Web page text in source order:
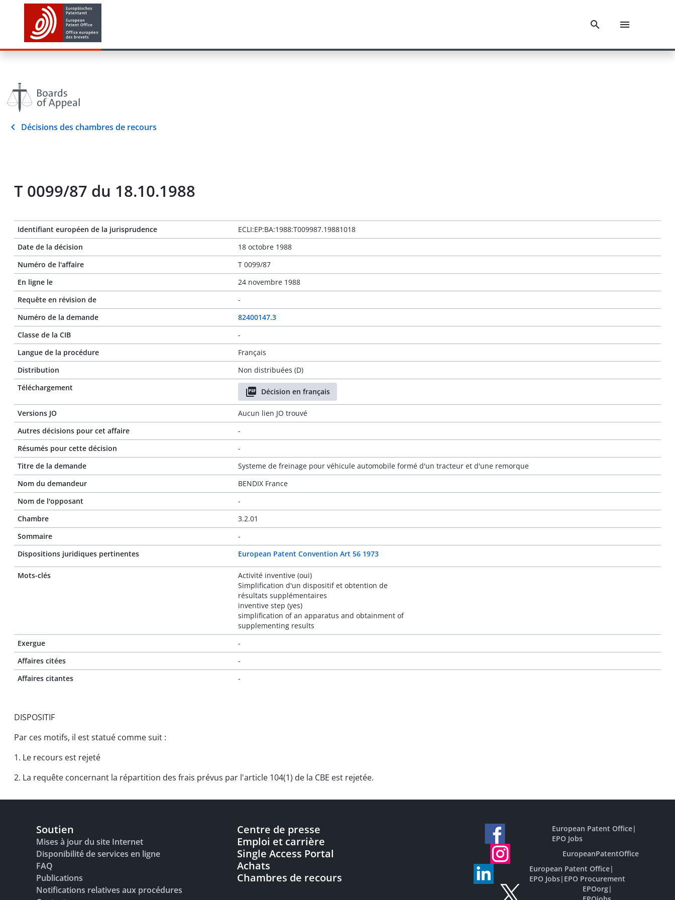
Décisions des chambres de recours
T 0099/87 du 18.10.1988
Identifiant européen de la jurisprudence
ECLI:EP:BA:1988:T009987.19881018
Date de la décision
18 octobre 1988
Numéro de l'affaire
T 0099/87
En ligne le
24 novembre 1988
Requête en révision de
-
Numéro de la demande
82400147.3
Classe de la CIB
-
Langue de la procédure
Français
Distribution
Non distribuées (D)
Téléchargement
Décision en français
Versions JO
Aucun lien JO trouvé
Autres décisions pour cet affaire
-
Résumés pour cette décision
-
Titre de la demande
Systeme de freinage pour véhicule automobile formé d'un tracteur et d'une remorque
Nom du demandeur
BENDIX France
Nom de l'opposant
-
Chambre
3.2.01
Sommaire
-
Dispositions juridiques pertinentes
European Patent Convention Art 56 1973
Mots-clés
Activité inventive (oui)
Simplification d'un dispositif et obtention de
résultats supplémentaires
inventive step (yes)
simplification of an apparatus and obtainment of
supplementing results
Exergue
-
Affaires citées
-
Affaires citantes
-
DISPOSITIF
Par ces motifs, il est statué comme suit :
1. Le recours est rejeté
2. La requête concernant la répartition des frais prévus par l'article 104(1) de la CBE est rejetée.
Soutien
Mises à jour du site Internet
Disponibilité de services en ligne
FAQ
Publications
Notifications relatives aux procédures
Centre de presse
Emploi et carrière
Single Access Portal
Achats
Chambres de recours
European Patent Office|
EPO Jobs
EuropeanPatentOffice
European Patent Office|
EPO Jobs| EPO Procurement
EPOorg|